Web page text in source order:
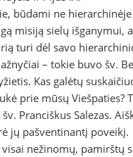
būdami ne
misiją sielų išganymui,
turi dėl savo
– tokie buvo šv.
Kas galėtų
prie mūsų Viešpaties?
Pranciškus Salezas.
jų pašventinantį poveikį.
nežinomų, pamirštų